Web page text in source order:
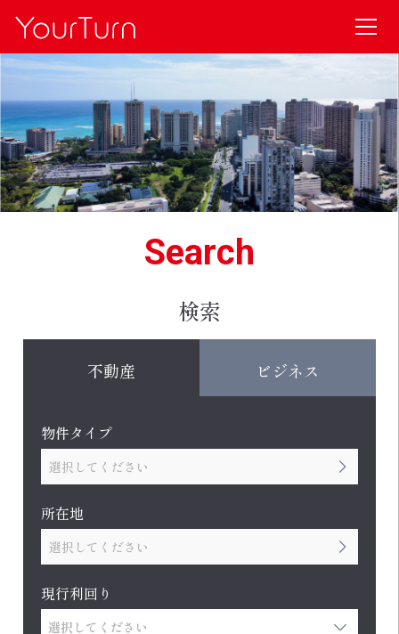
Search
検索
不動産 ビジネス
物件タイプ
選択してください
所在地
選択してください
現行利回り